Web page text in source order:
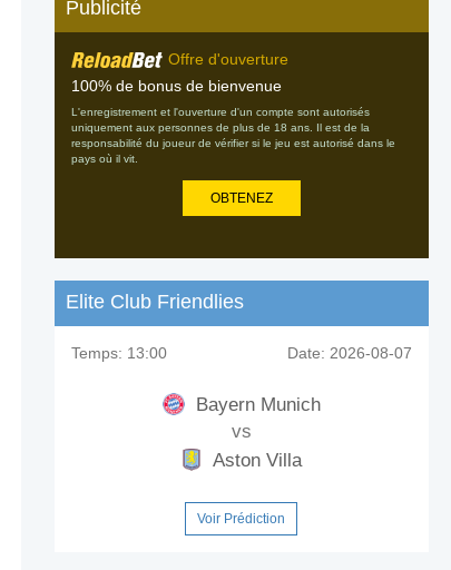
Publicité
Offre d'ouverture
100% de bonus de bienvenue
L'enregistrement et l'ouverture d'un compte sont autorisés
uniquement aux personnes de plus de 18 ans. Il est de la
responsabilité du joueur de vérifier si le jeu est autorisé dans le
pays où il vit.
OBTENEZ
Elite Club Friendlies
Temps: 13:00 Date: 2026-08-07
Bayern Munich
vs
Aston Villa
Voir Prédiction